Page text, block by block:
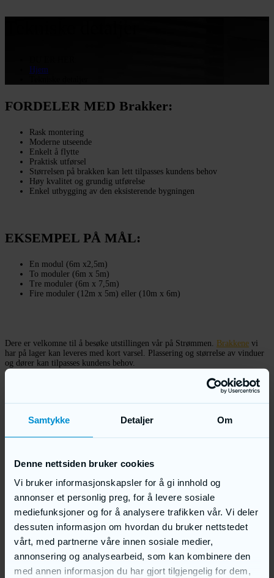
Samtykke Detaljer Om
Denne nettsiden bruker cookies
Vi bruker informasjonskapsler for å gi innhold og
annonser et personlig preg, for å levere sosiale
mediefunksjoner og for å analysere trafikken vår. Vi deler
dessuten informasjon om hvordan du bruker nettstedet
vårt, med partnerne våre innen sosiale medier,
annonsering og analysearbeid, som kan kombinere den
med annen informasjon du har gjort tilgjengelig for dem,
Hjem
FORDELER MED Brakker:
Rask montering
Moderne utseende
Enkelt å flytte
Praktisk utførsel
Størrelsen på brakken kan lett tilpasses kundens behov
Høy kvalitet og grundig utførelse
Enkel utbygging av den eksisterende bygningen
EKSEMPEL PÅ MÅL:
En modul (6m x2,5m)
To moduler (6m x 5m)
Tre moduler (6m x 7,5m)
Fire moduler (12m x 5m) eller (10m x 6m)
Dere er velkomne til å besøke utstillingen vår på Strømmen. Brakkene vi
har på lager kan leveres med kort varsel. Plassering og størrelse av vinduer
og dører kan tilpasses kundens behov.
RAL-fargeutvalg
UTVENDIG FASADE:
Stålplater
Utvendig kledning med stålplater.